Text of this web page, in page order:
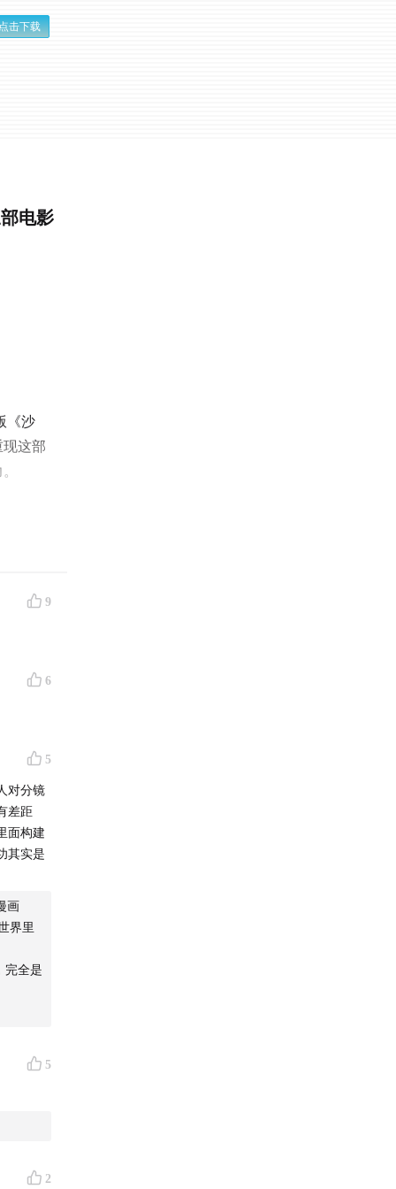
击下载
电影
《沙
这部
9
6
5
对分镜
差距
面构建
其实是
画
界里
完全是
5
2